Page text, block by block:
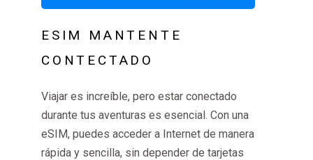
ESIM MANTENTE
CONTECTADO
Viajar es increíble, pero estar conectado
durante tus aventuras es esencial. Con una
eSIM, puedes acceder a Internet de manera
rápida y sencilla, sin depender de tarjetas